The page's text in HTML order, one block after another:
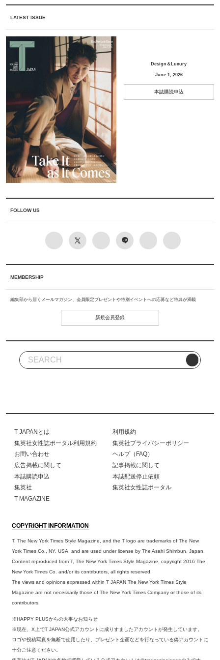
LATEST ISSUE
Design＆Luxury
June 1, 2026
本誌購読申込
FOLLOW US
MEMBERSHIP
編集部から届くメールマガジン、会員限定プレゼントや特別イベントへの応募など特典が満載
新規会員登録
T JAPANとは
利用規約
集英社女性誌ポータル利用規約
集英社プライバシーポリシー
お問い合わせ
ヘルプ（FAQ）
広告掲載に関して
記事掲載に関して
本誌購読申込
本誌配送停止依頼
集英社
集英社女性誌ポータル
T MAGAZINE
COPYRIGHT INFORMATION
T, The New York Times Style Magazine, and the T logo are trademarks of The New
York Times Co., NY, USA, and are used under license by The Asahi Shimbun, Japan.
Content reproduced from T, The New York Times Style Magazine, copyright 2016 The
New York Times Co. and/or its contributors, all rights reserved.
The views and opinions expressed within T JAPAN The New York Times Style
Magazine are not necessarily those of The New York Times Company or those of its
contributors.
※HAPPY PLUSからの大事なお知らせ
※現在、X上でT JAPAN公式アカウントに成りすましたアカウントが発生しています。
ロゴや投稿写真を無断で使用したり、プレゼント企画などを行なっている偽アカウントに
十分ご注意ください。